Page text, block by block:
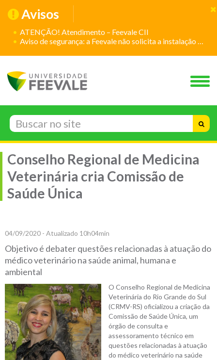
Avisos
ATENÇÃO! Atendimento – Feevale CII
Aviso de segurança: a Feevale não solicita a instalação de aplicativos
Conselho Regional de Medicina
Veterinária cria Comissão de
Saúde Única
04/09/2020 - Atualizado 10h04min
Objetivo é debater questões relacionadas à atuação do
médico veterinário na saúde animal, humana e
ambiental
O Conselho Regional de Medicina
Veterinária do Rio Grande do Sul
(CRMV-RS) oficializou a criação da
Comissão de Saúde Única, um
órgão de consulta e
assessoramento técnico em
questões relacionadas à atuação
do médico veterinário na saúde